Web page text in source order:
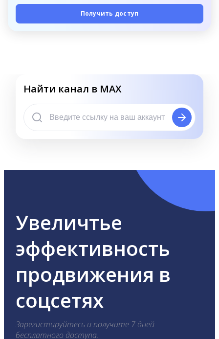
Получить доступ
Найти канал в MAX
Увеличтье
эффективность
продвижения в
соцсетях
Зарегистируйтесь и получите 7 дней
бесплатного доступа.